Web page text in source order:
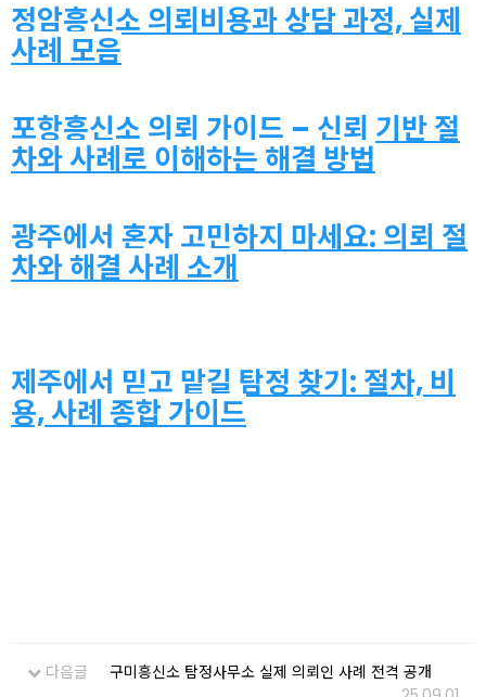
정암흥신소 의뢰비용과 상담 과정, 실제
사례 모음
포항흥신소 의뢰 가이드 – 신뢰 기반 절
차와 사례로 이해하는 해결 방법
광주에서 혼자 고민하지 마세요: 의뢰 절
차와 해결 사례 소개
제주에서 믿고 맡길 탐정 찾기: 절차, 비
용, 사례 종합 가이드
다음글
구미흥신소 탐정사무소 실제 의뢰인 사례 전격 공개